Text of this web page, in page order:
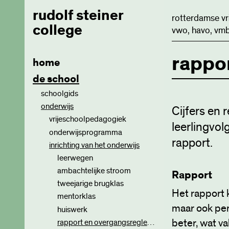
rudolf steiner
college
home
de school
schoolgids
onderwijs
vrijeschoolpedagogiek
ontwikkelingsfasen
leerplannen
onderwijsprogramma
periodeonderwijs
basisvaardigheden
kunst en ambacht
jaarfeesten
stages
schoolreizen
eindpresentatie
inrichting van het onderwijs
leerwegen
ambachtelijke stroom
tweejarige brugklas
mentorklas
huiswerk
rapport en overgangsreglement
rotterdamse
vwo, havo,
Cijfers en
rapport.
Rapport
Het rapport
maar ook
beter, wat